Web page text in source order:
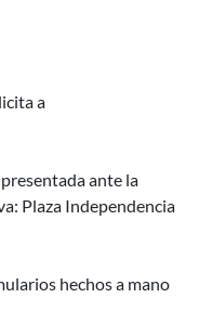
a
ante la
Plaza Independencia
hechos a mano